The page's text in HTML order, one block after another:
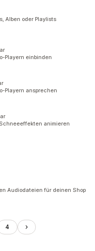
Alben oder Playlists
Playern einbinden
Playern ansprechen
animieren
Audiodateien für deinen Shop
4